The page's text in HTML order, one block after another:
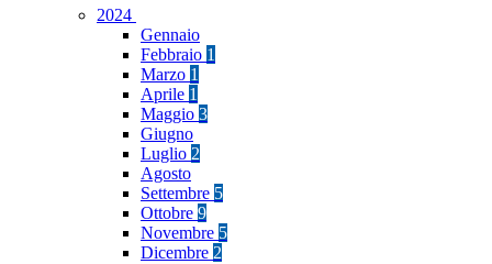
2024
Gennaio
Febbraio 1
Marzo 1
Aprile 1
Maggio 3
Giugno
Luglio 2
Agosto
Settembre 5
Ottobre 9
Novembre 5
Dicembre 2